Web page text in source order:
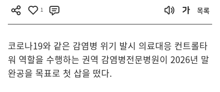
1 목록
코로나19와 같은 감염병 위기 발시 의료대응 컨트롤타
워 역할을 수행하는 권역 감염병전문병원이 2026년 말
완공을 목표로 첫 삽을 떴다.